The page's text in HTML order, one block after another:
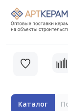
Каталог